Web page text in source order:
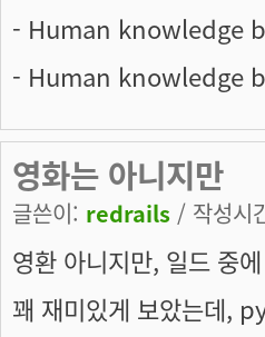
- Human knowledge
- Human knowledge
영화는 아니지만
글쓴이: redrails / 작성시
영환 아니지만, 일드 중
꽤 재미있게 보았는데,